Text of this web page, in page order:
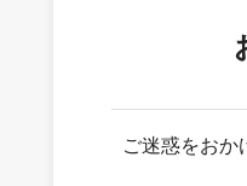
ご迷惑をおか